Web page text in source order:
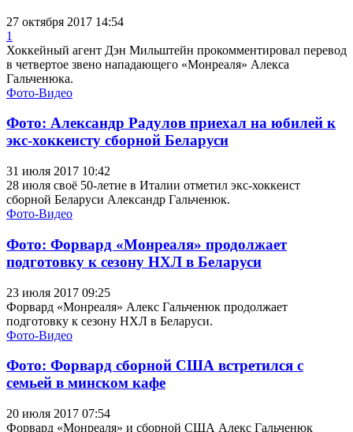
27 октября 2017 14:54
1
Хоккейный агент Дэн Мильштейн прокомментировал перевод
в четвертое звено нападающего «Монреаля» Алекса
Гальченюка.
Фото-Видео
Фото: Александр Радулов приехал на юбилей к
экс-хоккеисту сборной Беларуси
31 июля 2017 10:42
28 июля своё 50-летие в Италии отметил экс-хоккеист
сборной Беларуси Александр Гальченюк.
Фото-Видео
Фото: Форвард «Монреаля» продолжает
подготовку к сезону НХЛ в Беларуси
23 июля 2017 09:25
Форвард «Монреаля» Алекс Гальченюк продолжает
подготовку к сезону НХЛ в Беларуси.
Фото-Видео
Фото: Форвард сборной США встретился с
семьей в минском кафе
20 июля 2017 07:54
Форвард «Монреаля» и сборной США Алекс Гальченюк